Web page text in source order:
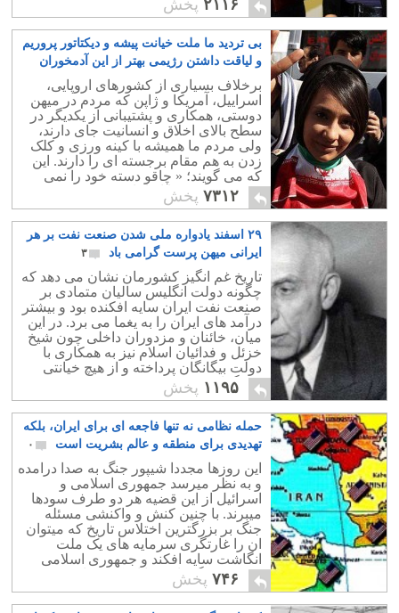
۲۱۱۶ پخش
بی تردید ما ملت خیانت پیشه و دیکتاتور پروریم
و لیاقت داشتن رژیمی بهتر از این آدمخوران
نداریم
برخلاف بسیاری از کشورهای اروپایی،
اسرايیل، آمریکا و ژاپن که مردم در میهن
دوستی، همکاری و پشتیبانی از یکدیگر در
سطح بالای اخلاق و انسانیت جای دارند،
ولی مردم ما همیشه با کینه ورزی و کلک
زدن به هم مقام برجسته ای را دارند. این
که می گویند؛ « چاقو دسته خود را نمی
برد»، در مورد ما ایرانیان درست نیست.
۷۳۱۲ پخش
۲۹ اسفند یادواره ملی شدن صنعت نفت بر هر
ایرانی میهن پرست گرامی باد
۳
تاریخ غم انگیز کشورمان نشان می دهد که
چگونه دولت انگلیس سالیان متمادی بر
صنعت نفت ایران سایه افکنده بود و بیشتر
درآمد های ایران را به یغما می برد. در این
میان، خائنان و مزدوران داخلی چون شیخ
خزئل و فدائیان اسلام نیز به همکاری با
دولت بیگانگان پرداخته و از هیچ خیانتی
فروگزار نمی کردند.
۱۱۹۵ پخش
حمله نظامی نه تنها فاجعه ای برای ایران، بلکه
تهدیدی برای منطقه و عالم بشریت است
۰
این روزها مجددا شیپور جنگ به صدا درامده
و به نظر میرسد جمهوری اسلامی و
اسرائیل از این قضیه هر دو طرف سودها
میبرند. با چنین کنش و واکنشی مسئله
جنگ بر بزرگترین اختلاس تاریخ که میتوان
ان را غارتگری سرمایه های یک ملت
انگاشت سایه افکند و جمهوری اسلامی
فرصتی دیگر یافت تا از یک بحران به
سلامت عبور کند.
۷۴۶ پخش